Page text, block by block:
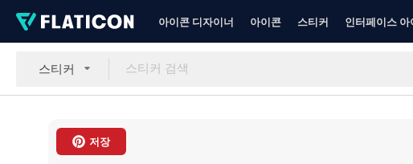
아이콘 디자이너 아이콘 스티커 인터페이스 아
스티커
저장